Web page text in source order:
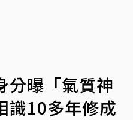
分曝「氣質神
10多年修成